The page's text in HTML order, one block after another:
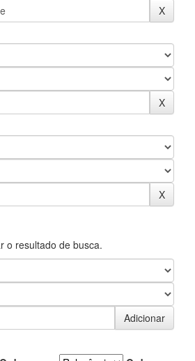
o resultado de busca.